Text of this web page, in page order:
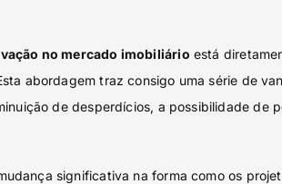
no mercado imobiliário está
abordagem traz consigo uma série de
de desperdícios, a possibilidade de
significativa na forma como os